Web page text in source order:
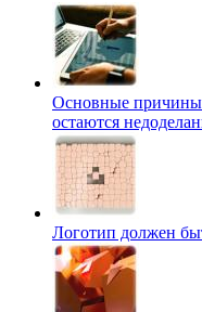
Основные причины
остаются
Логотип должен